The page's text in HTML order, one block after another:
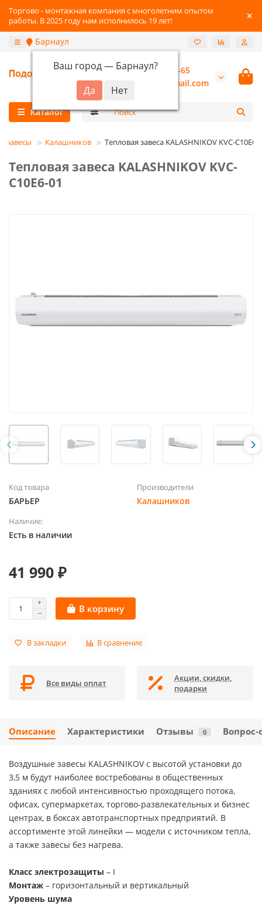
Торгово - монтажная компания с многолетним опытом
работы. В 2025 году нам исполнилось 19 лет!
Барнаул
Ваш город — Барнаул?
+7-3852-22-41-65
burannsk@gmail.com
Каталог
завесы Калашников Тепловая завеса KALASHNIKOV KVС-C10E6-
Тепловая завеса KALASHNIKOV KVС-
C10E6-01
Код товара
БАРЬЕР
Производители
Калашников
Наличие:
Есть в наличии
41 990 ₽
В корзину
В закладки В сравнение
Все виды оплат
Акции, скидки,
подарки
Описание Характеристики Отзывы 0 Вопрос-
Воздушные завесы KALASHNIKOV с высотой установки до
3,5 м будут наиболее востребованы в общественных
зданиях с любой интенсивностью проходящего потока,
офисах, супермаркетах, торгово-развлекательных и бизнес
центрах, в боксах автотранспортных предприятий. В
ассортименте этой линейки — модели с источником тепла,
а также завесы без нагрева.
Класс электрозащиты – I
Монтаж – горизонтальный и вертикальный
Уровень шума